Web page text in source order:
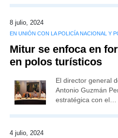
8 julio, 2024
EN UNIÓN CON LA POLICÍA NACIONAL Y
Mitur se enfoca en
en polos turísticos
El director general
Antonio Guzmán
estratégica con el…
4 julio, 2024